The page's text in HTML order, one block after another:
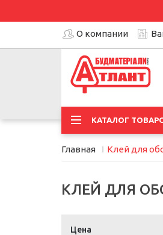
О компании
КАТАЛОГ
Главная Клей для
КЛЕЙ ДЛЯ
Цена